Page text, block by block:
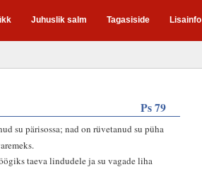
Juhuslik salm Tagasiside Lisainfo
Ps 79
su pärisossa; nad on rüvetanud su püha
taeva lindudele ja su vagade liha